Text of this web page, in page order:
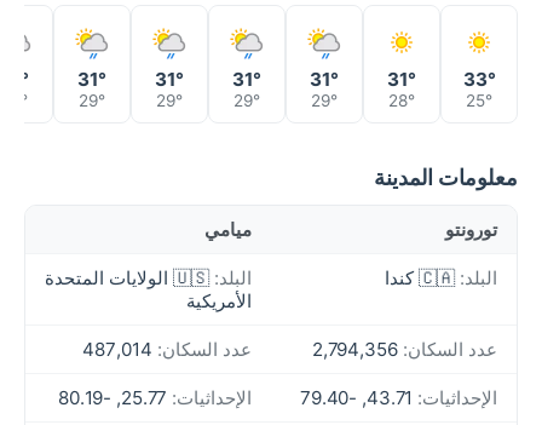
33°
25°
31°
28°
31°
29°
31°
29°
31°
29°
31°
29°
31°
29°
معلومات المدينة
تورونتو ميامي
البلد: 🇨🇦 كندا البلد:
🇺🇸 الولايات المتحدة
الأمريكية
عدد السكان: عدد السكان:
الإحداثيات: الإحداثيات: